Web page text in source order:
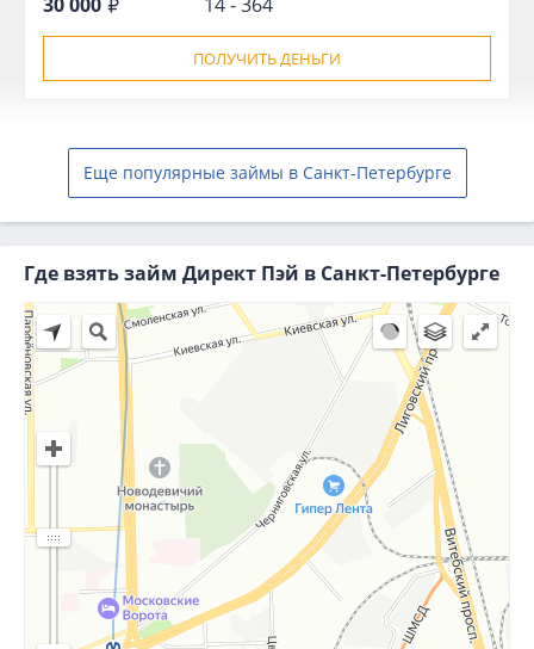
ПОЛУЧИТЬ ДЕНЬГИ
Еще популярные займы в Санкт-Петербурге
Где взять займ Директ Пэй в Санкт-Петербурге